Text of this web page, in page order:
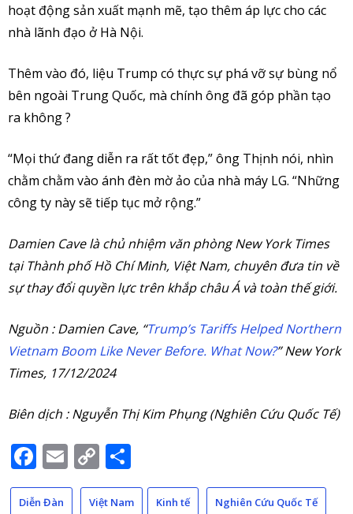
hoạt động sản xuất mạnh mẽ, tạo thêm áp lực cho các
nhà lãnh đạo ở Hà Nội.
Thêm vào đó, liệu Trump có thực sự phá vỡ sự bùng nổ
bên ngoài Trung Quốc, mà chính ông đã góp phần tạo
ra không ?
“Mọi thứ đang diễn ra rất tốt đẹp,” ông Thịnh nói, nhìn
chằm chằm vào ánh đèn mờ ảo của nhà máy LG. “Những
công ty này sẽ tiếp tục mở rộng.”
Damien Cave là chủ nhiệm văn phòng New York Times
tại Thành phố Hồ Chí Minh, Việt Nam, chuyên đưa tin về
sự thay đổi quyền lực trên khắp châu Á và toàn thế giới.
Nguồn : Damien Cave, “Trump’s Tariffs Helped Northern
Vietnam Boom Like Never Before. What Now?” New York
Times, 17/12/2024
Biên dịch : Nguyễn Thị Kim Phụng (Nghiên Cứu Quốc Tế)
Facebook
Email
Copy
Link
Diễn Đàn Việt Nam Kinh tế Nghiên Cứu Quốc Tế